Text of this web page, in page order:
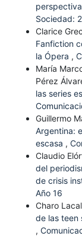
Sociedad:
Clarice
Fanfiction
la Ópera ,
María
Pérez
las series
Guillermo
Argentina:
escasa ,
Claudio
del
de crisis
Año 16
Charo
de las teen
,